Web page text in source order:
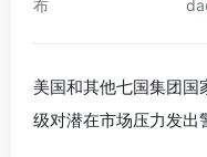
布
美国和其他七国集团
级对潜在市场压力发出